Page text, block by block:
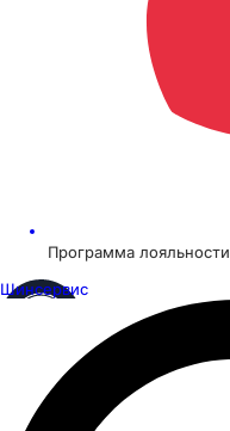
Программа лояльности
Шинсервис